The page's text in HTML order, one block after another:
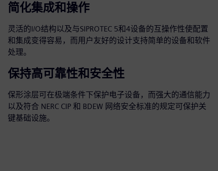
简化集成和操作
灵活的I/O结构以及与SIPROTEC 5和4设备的互操作性使配置
和集成变得容易，而用户友好的设计支持简单的设备和软件
处理。
保持高可靠性和安全性
保形涂层可在极端条件下保护电子设备，而强大的通信能力
以及符合 NERC CIP 和 BDEW 网络安全标准的规定可保护关
键基础设施。